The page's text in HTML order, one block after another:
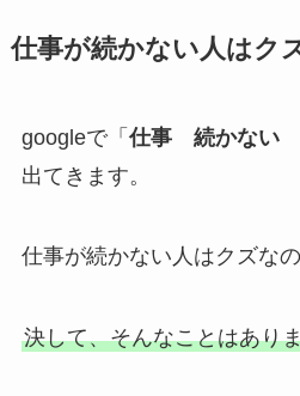
仕事が続かない人はク
googleで「 仕事 続かない
出てきます。
仕事が続かない人はクズな
決して、そんなことはあり